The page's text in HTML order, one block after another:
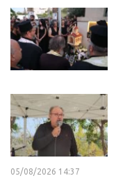
05/08/2026 14:37